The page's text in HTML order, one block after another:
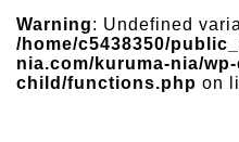
Warning: Undefined
/home/c5438350/
nia.com/kuruma-nia/
child/functions.php on